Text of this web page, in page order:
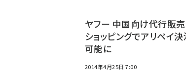
ヤフー 中国向け代行販
ショッピングでアリペイ
可能に
2014年4月25日 7:00